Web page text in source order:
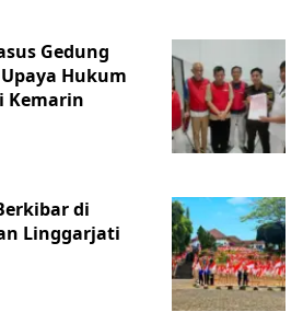
Gedung
Hukum
Kemarin
di
Linggarjati